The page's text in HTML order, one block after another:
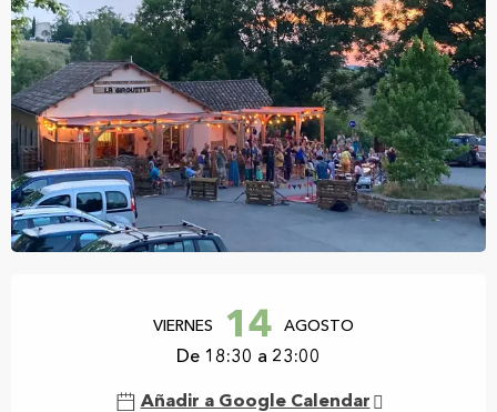
VIERNES 14 AGOSTO
De 18:30 a 23:00
Añadir a Google Calendar